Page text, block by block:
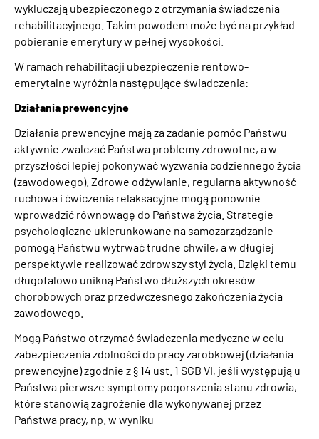
wykluczają ubezpieczonego z otrzymania świadczenia
rehabilitacyjnego. Takim powodem może być na przykład
pobieranie emerytury w pełnej wysokości.
W ramach rehabilitacji ubezpieczenie rentowo-
emerytalne wyróżnia następujące świadczenia:
Działania prewencyjne
Działania prewencyjne mają za zadanie pomóc Państwu
aktywnie zwalczać Państwa problemy zdrowotne, a w
przyszłości lepiej pokonywać wyzwania codziennego życia
(zawodowego). Zdrowe odżywianie, regularna aktywność
ruchowa i ćwiczenia relaksacyjne mogą ponownie
wprowadzić równowagę do Państwa życia. Strategie
psychologiczne ukierunkowane na samozarządzanie
pomogą Państwu wytrwać trudne chwile, a w długiej
perspektywie realizować zdrowszy styl życia. Dzięki temu
długofalowo unikną Państwo dłuższych okresów
chorobowych oraz przedwczesnego zakończenia życia
zawodowego.
Mogą Państwo otrzymać świadczenia medyczne w celu
zabezpieczenia zdolności do pracy zarobkowej (działania
prewencyjne) zgodnie z § 14 ust. 1 SGB VI, jeśli występują u
Państwa pierwsze symptomy pogorszenia stanu zdrowia,
które stanowią zagrożenie dla wykonywanej przez
Państwa pracy, np. w wyniku